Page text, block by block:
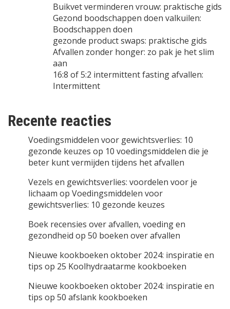
Buikvet verminderen vrouw: praktische gids
Gezond boodschappen doen valkuilen:
Boodschappen doen
gezonde product swaps: praktische gids
Afvallen zonder honger: zo pak je het slim
aan
16:8 of 5:2 intermittent fasting afvallen:
Intermittent
Recente reacties
Voedingsmiddelen voor gewichtsverlies: 10
gezonde keuzes op 10 voedingsmiddelen die je
beter kunt vermijden tijdens het afvallen
Vezels en gewichtsverlies: voordelen voor je
lichaam op Voedingsmiddelen voor
gewichtsverlies: 10 gezonde keuzes
Boek recensies over afvallen, voeding en
gezondheid op 50 boeken over afvallen
Nieuwe kookboeken oktober 2024: inspiratie en
tips op 25 Koolhydraatarme kookboeken
Nieuwe kookboeken oktober 2024: inspiratie en
tips op 50 afslank kookboeken